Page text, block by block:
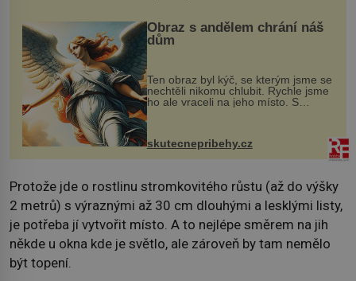
Obraz s andělem chrání náš
dům
Ten obraz byl kýč, se kterým jsme se
nechtěli nikomu chlubit. Rychle jsme
ho ale vraceli na jeho místo. S
manželem Vaškem jsme si pořídili
chaloupku, takový domek na severu
Čech, kde jsme si naplánova...
skutecnepribehy.cz
Protože jde o rostlinu stromkovitého růstu (až do výšky
2 metrů) s výraznými až 30 cm dlouhými a lesklými listy,
je potřeba jí vytvořit místo. A to nejlépe směrem na jih
někde u okna kde je světlo, ale zároveň by tam nemělo
být topení.